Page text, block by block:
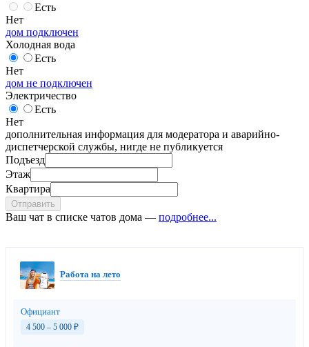
Есть
Нет
дом подключен
Холодная вода
Есть
Нет
дом не подключен
Электричество
Есть
Нет
дополнительная информация для модератора и аварийно-
диспетчерской службы, нигде не публикуется
Подъезд
Этаж
Квартира
Отправить
Ваш чат в списке чатов дома — подробнее...
Работа на лето
Официант
4 500 – 5 000 ₽